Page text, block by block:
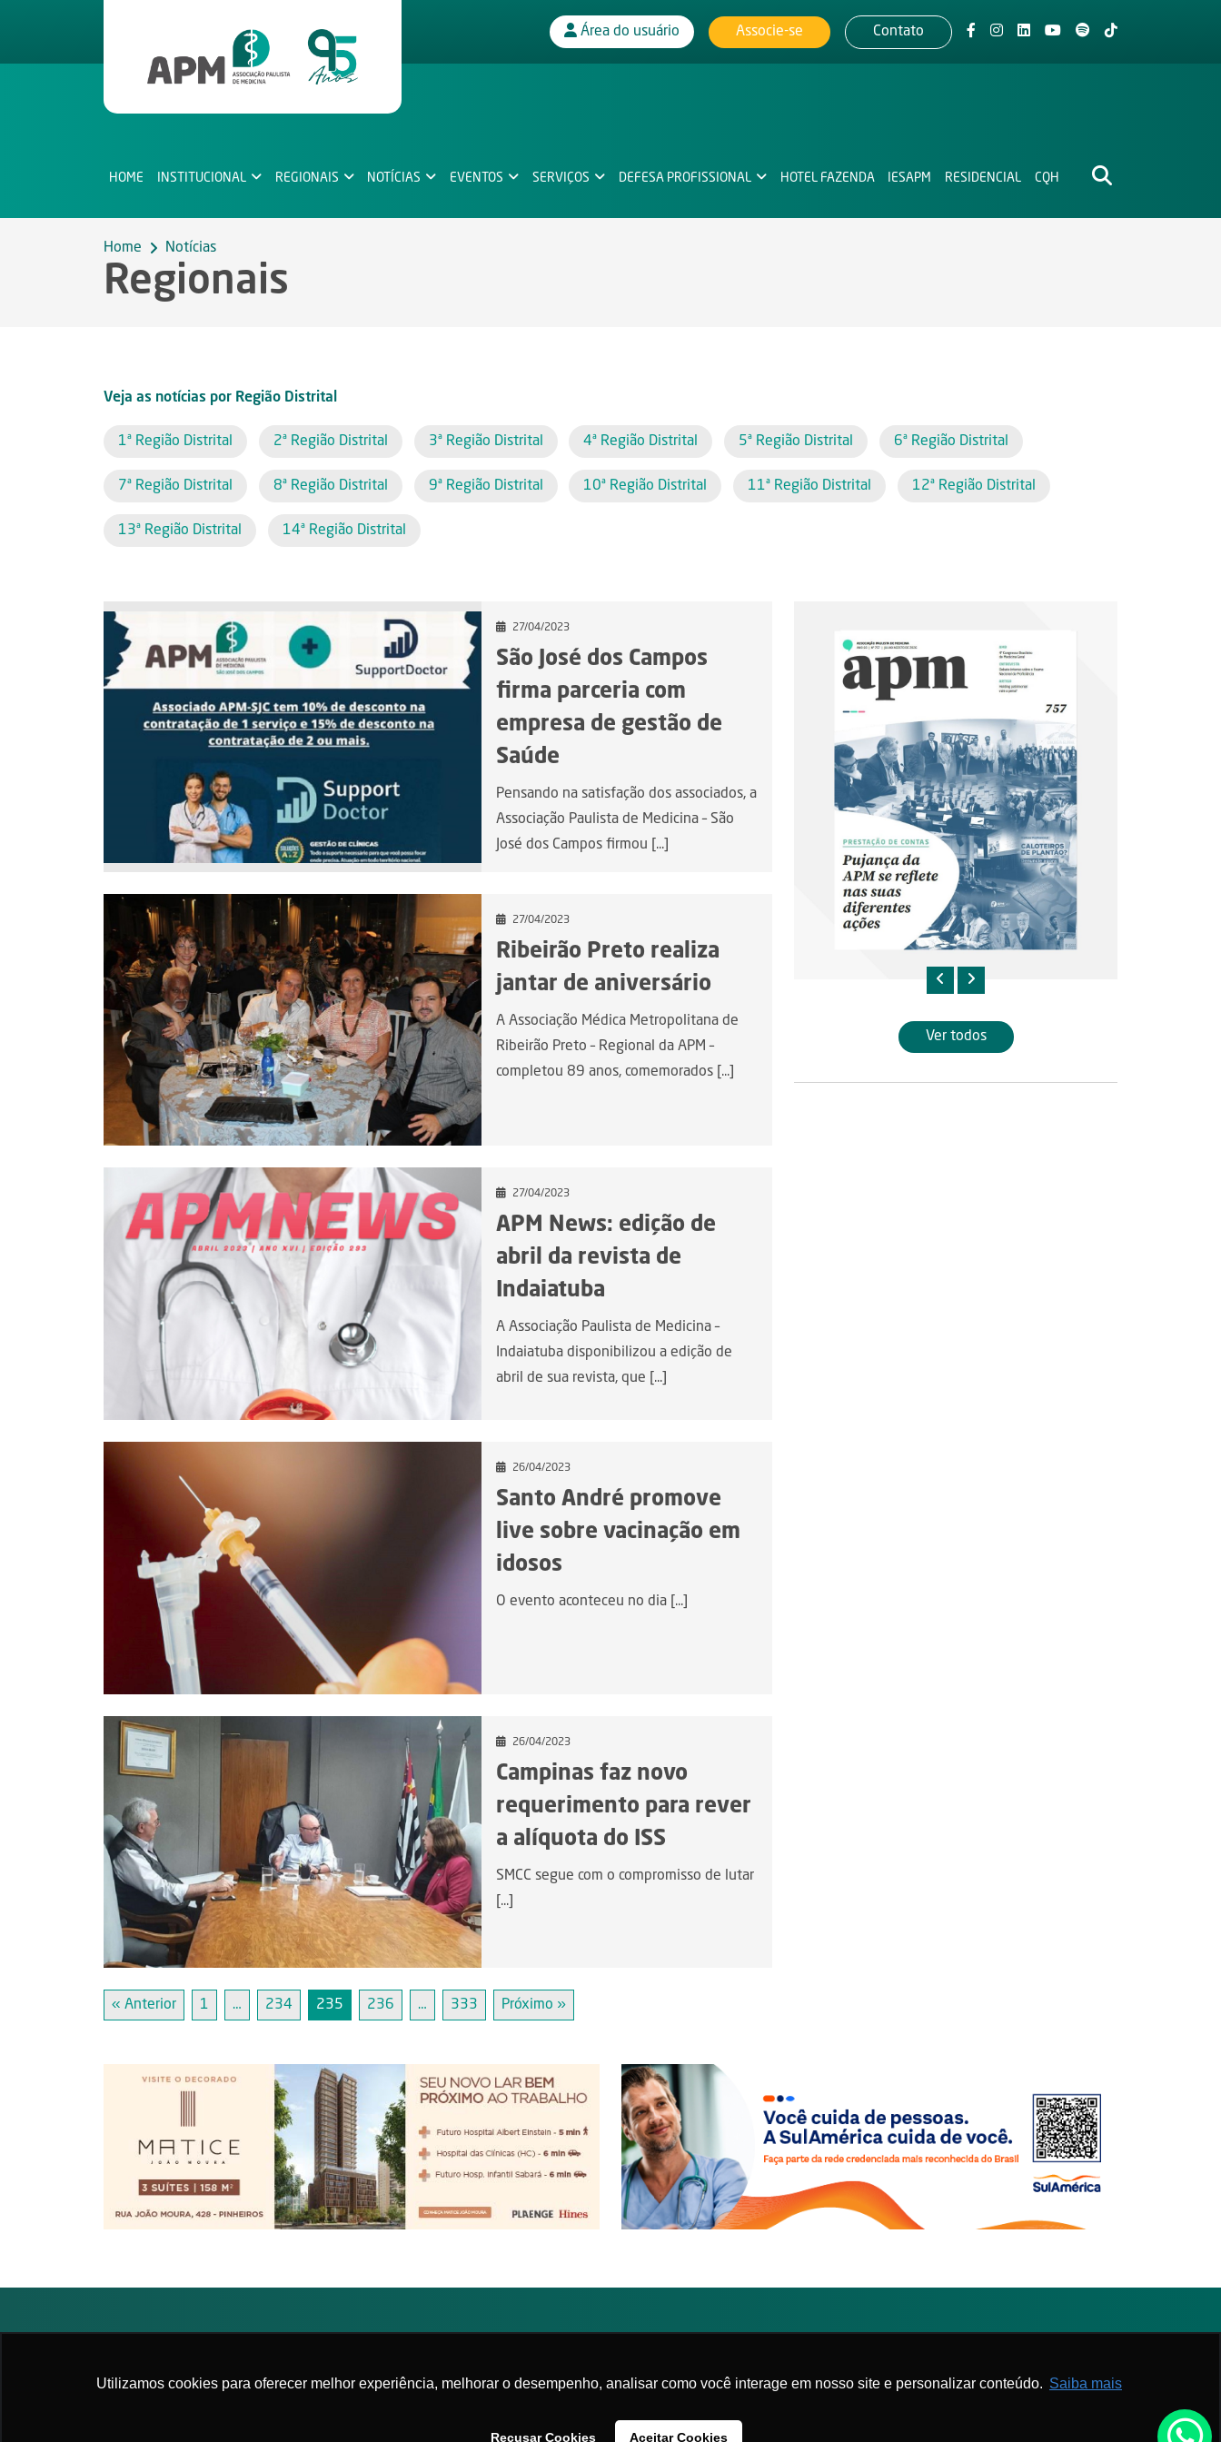
Utilizamos cookies para oferecer melhor experiência, melhorar o desempenho, analisar como você interage em nosso site e personalizar conteúdo. Saiba mais
Recusar Cookies Aceitar Cookies
Área do usuário Associe-se Contato
HOME INSTITUCIONAL REGIONAIS NOTÍCIAS EVENTOS SERVIÇOS DEFESA PROFISSIONAL HOTEL FAZENDA IESAPM RESIDENCIAL CQH
Home Notícias
Regionais
Veja as notícias por Região Distrital
1ª Região Distrital 2ª Região Distrital 3ª Região Distrital 4ª Região Distrital 5ª Região Distrital 6ª Região Distrital
7ª Região Distrital 8ª Região Distrital 9ª Região Distrital 10ª Região Distrital 11ª Região Distrital 12ª Região Distrital
13ª Região Distrital 14ª Região Distrital
27/04/2023
São José dos Campos
firma parceria com
empresa de gestão de
Saúde
Pensando na satisfação dos associados, a
Associação Paulista de Medicina – São
José dos Campos firmou [...]
27/04/2023
Ribeirão Preto realiza
jantar de aniversário
A Associação Médica Metropolitana de
Ribeirão Preto – Regional da APM –
completou 89 anos, comemorados [...]
27/04/2023
APM News: edição de
abril da revista de
Indaiatuba
A Associação Paulista de Medicina –
Indaiatuba disponibilizou a edição de
abril de sua revista, que [...]
26/04/2023
Santo André promove
live sobre vacinação em
idosos
O evento aconteceu no dia [...]
26/04/2023
Campinas faz novo
requerimento para rever
a alíquota do ISS
SMCC segue com o compromisso de lutar
[...]
« Anterior 1 … 234 235 236 … 333 Próximo »
Ver todos